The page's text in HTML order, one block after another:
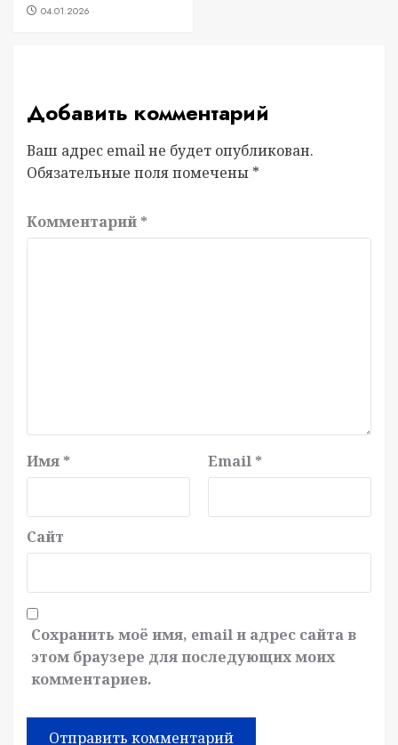
04.01.2026
Добавить комментарий
Ваш адрес email не будет опубликован.
Обязательные поля помечены *
Комментарий *
Имя * Email *
Сайт
Сохранить моё имя, email и адрес сайта в
этом браузере для последующих моих
комментариев.